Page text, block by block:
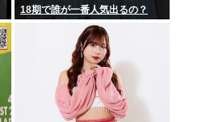
18期で誰が一番人気出るの？